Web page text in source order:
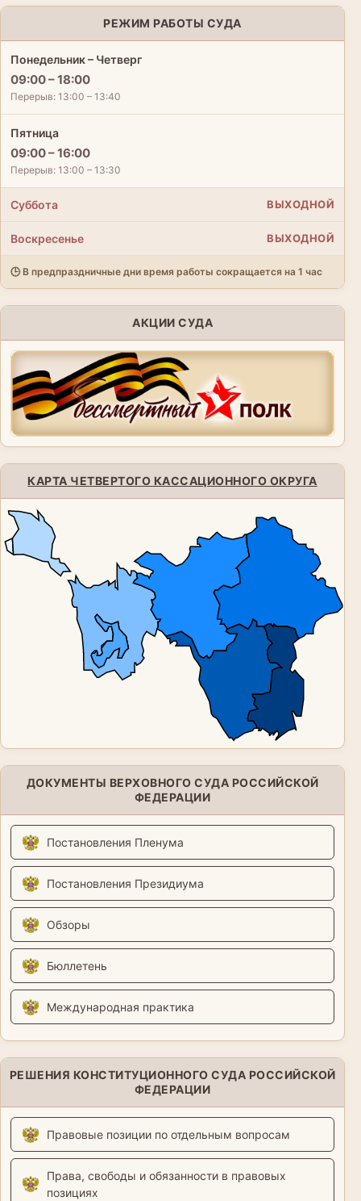
РЕЖИМ РАБОТЫ СУДА
Понедельник – Четверг
09:00 – 18:00
Перерыв: 13:00 – 13:40
Пятница
09:00 – 16:00
Перерыв: 13:00 – 13:30
Суббота ВЫХОДНОЙ
Воскресенье ВЫХОДНОЙ
🕒 В предпраздничные дни время работы сокращается на 1 час
АКЦИИ СУДА
КАРТА ЧЕТВЕРТОГО КАССАЦИОННОГО ОКРУГА
ДОКУМЕНТЫ ВЕРХОВНОГО СУДА РОССИЙСКОЙ
ФЕДЕРАЦИИ
Постановления Пленума
Постановления Президиума
Обзоры
Бюллетень
Международная практика
РЕШЕНИЯ КОНСТИТУЦИОННОГО СУДА РОССИЙСКОЙ
ФЕДЕРАЦИИ
Правовые позиции по отдельным вопросам
Права, свободы и обязанности в правовых
позициях